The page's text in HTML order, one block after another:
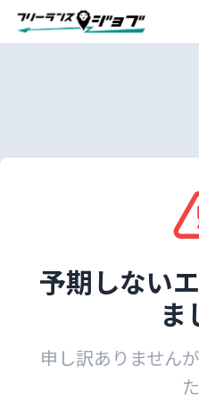
予期しない
ま
申し訳ありません